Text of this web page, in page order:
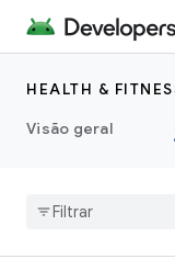
HEALTH &
Visão geral